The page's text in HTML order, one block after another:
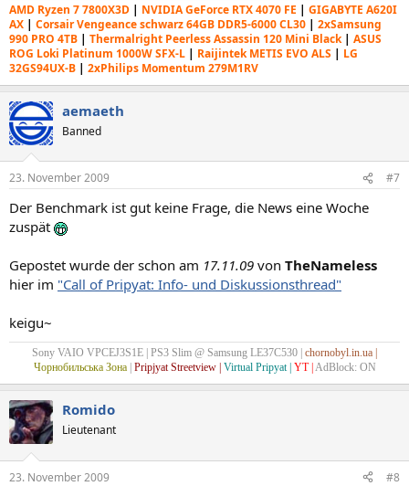
AMD Ryzen 7 7800X3D | NVIDIA GeForce RTX 4070 FE | GIGABYTE A620I
AX | Corsair Vengeance schwarz 64GB DDR5-6000 CL30 | 2xSamsung
990 PRO 4TB | Thermalright Peerless Assassin 120 Mini Black | ASUS
ROG Loki Platinum 1000W SFX-L | Raijintek METIS EVO ALS | LG
32GS94UX-B | 2xPhilips Momentum 279M1RV
aemaeth
Banned
23. November 2009 #7
Der Benchmark ist gut keine Frage, die News eine Woche
zuspät
Gepostet wurde der schon am 17.11.09 von TheNameless
hier im "Call of Pripyat: Info- und Diskussionsthread"
keigu~
Sony VAIO VPCEJ3S1E | PS3 Slim @ Samsung LE37C530 | chornobyl.in.ua
Чорнобильська Зона| Pripjyat Streetview Virtual Pripyat YT AdBlock: ON
Romido
Lieutenant
23. November 2009 #8